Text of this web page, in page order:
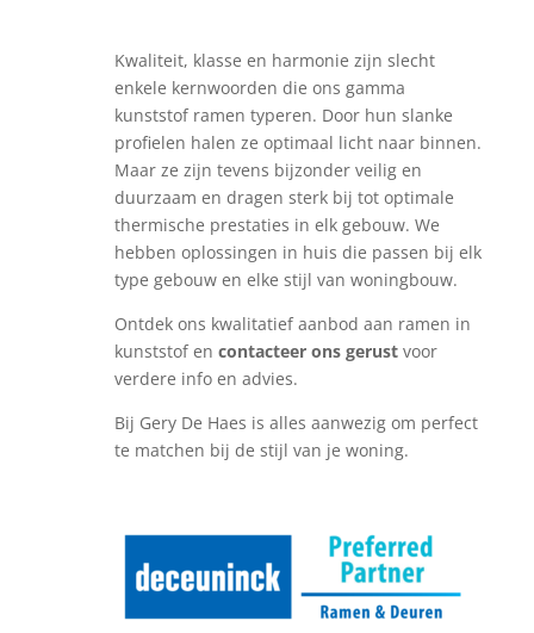
Kwaliteit, klasse en harmonie zijn slecht
enkele kernwoorden die ons gamma
kunststof ramen typeren. Door hun slanke
profielen halen ze optimaal licht naar binnen.
Maar ze zijn tevens bijzonder veilig en
duurzaam en dragen sterk bij tot optimale
thermische prestaties in elk gebouw. We
hebben oplossingen in huis die passen bij elk
type gebouw en elke stijl van woningbouw.
Ontdek ons kwalitatief aanbod aan ramen in
kunststof en contacteer ons gerustvoor
verdere info en advies.
Bij Gery De Haes is alles aanwezig om perfect
te matchen bij de stijl van je woning.